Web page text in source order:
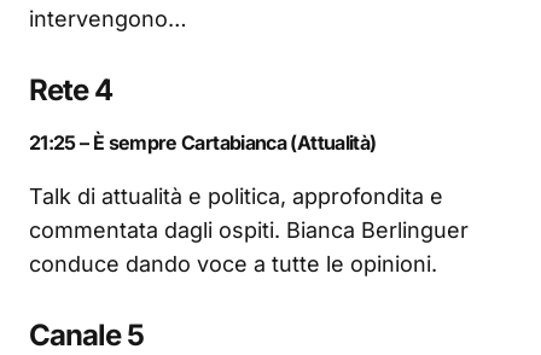
intervengono…
Rete 4
21:25 – È sempre Cartabianca (Attualità)
Talk di attualità e politica, approfondita e
commentata dagli ospiti. Bianca Berlinguer
conduce dando voce a tutte le opinioni.
Canale 5